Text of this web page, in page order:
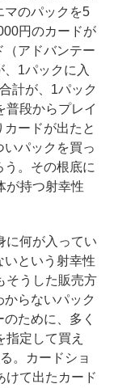
マのパックを5
円のカードが
（アドバンテー
1パックに入
計が、1パック
普段からプレイ
ードが出たと
パックを買っ
。その根底に
が持つ射幸性
何が入ってい
いという射幸性
そうした販売方
らないパック
ために、多く
定して買え
。カードショ
けて出たカード